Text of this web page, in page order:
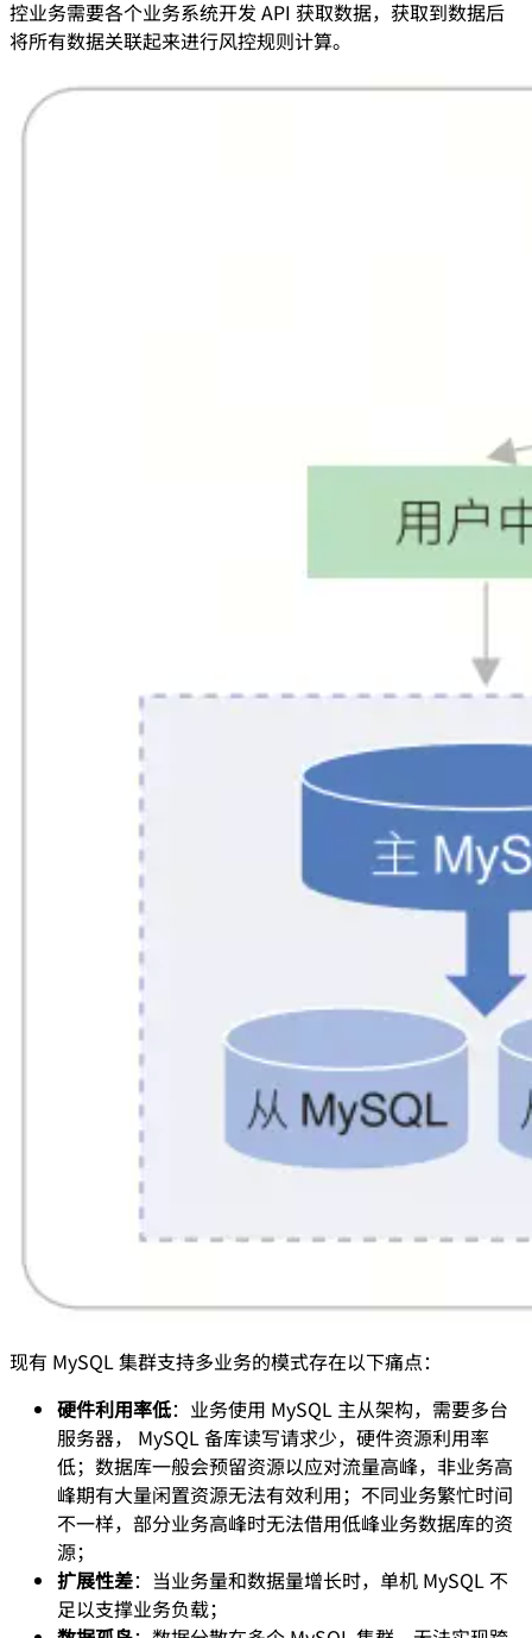
控业务需要各个业务系统开发 API 获取数据，获取到数据后
将所有数据关联起来进行风控规则计算。
现有 MySQL 集群支持多业务的模式存在以下痛点：
硬件利用率低：业务使用 MySQL 主从架构，需要多台
服务器， MySQL 备库读写请求少，硬件资源利用率
低；数据库一般会预留资源以应对流量高峰，非业务高
峰期有大量闲置资源无法有效利用；不同业务繁忙时间
不一样，部分业务高峰时无法借用低峰业务数据库的资
源；
扩展性差：当业务量和数据量增长时，单机 MySQL 不
足以支撑业务负载；